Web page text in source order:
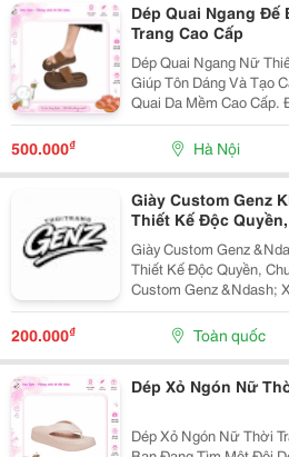
Dép Quai Ngang Đế
Trang Cao Cấp
Dép Quai Ngang Nữ
Giúp Tôn Dáng Và Tạo
Quai Da Mềm Cao Cấp. Đế Chống Trơn Trượt. Nhẹ
Chân, Mang Cả Ngày Không Đau.
500.000₫ Hà Nội
Giày Custom Genz
Thiết Kế Độc
Trẻ
Giày Custom Genz
Thiết Kế Độc Quyền,
Custom Genz &Ndash;
Hóa Dẫn Đầu Năm 2026 Trong Thời Đại Mà Thời Trang
Không Còn Chỉ Dừng
200.000₫ Toàn quốc
Dép Xỏ Ngón Nữ
Dép Xỏ Ngón Nữ Thời